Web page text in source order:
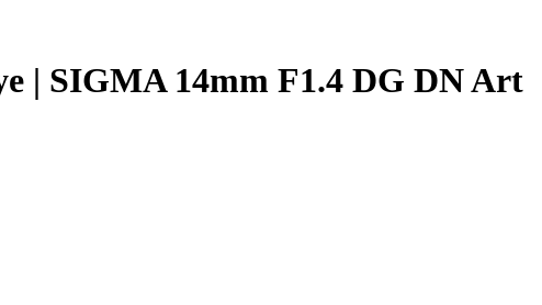
| SIGMA 14mm F1.4 DG DN Art